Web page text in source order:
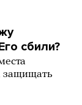
сбили?
защищать